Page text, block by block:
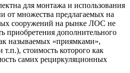
для монтажа и использования
от множества предлагаемых на
сооружений на рынке ЛОС не
приобретения дополнительного
называемых «приямками»,
стоимость которого как
самих рециркуляционных